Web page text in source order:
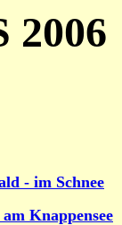
- im Schnee
Knappensee